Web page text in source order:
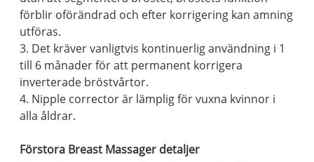
förblir oförändrad och efter korrigering kan amning
utföras.
3. Det kräver vanligtvis kontinuerlig användning i 1
till 6 månader för att permanent korrigera
inverterade bröstvårtor.
4. Nipple corrector är lämplig för vuxna kvinnor i
alla åldrar.
Förstora Breast Massager detaljer